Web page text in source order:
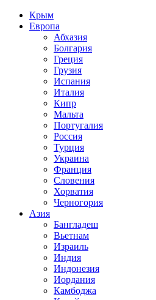
Крым
Европа
Абхазия
Болгария
Греция
Грузия
Испания
Италия
Кипр
Мальта
Португалия
Россия
Турция
Украина
Франция
Словения
Хорватия
Черногория
Азия
Бангладеш
Вьетнам
Израиль
Индия
Индонезия
Иордания
Камбоджа